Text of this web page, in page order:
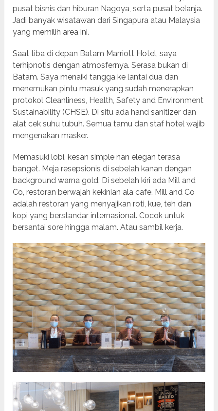
pusat bisnis dan hiburan Nagoya, serta pusat belanja.
Jadi banyak wisatawan dari Singapura atau Malaysia
yang memilih area ini.
Saat tiba di depan Batam Marriott Hotel, saya
terhipnotis dengan atmosfernya. Serasa bukan di
Batam. Saya menaiki tangga ke lantai dua dan
menemukan pintu masuk yang sudah menerapkan
protokol Cleanliness, Health, Safety and Environment
Sustainability (CHSE). Di situ ada hand sanitizer dan
alat cek suhu tubuh. Semua tamu dan staf hotel wajib
mengenakan masker.
Memasuki lobi, kesan simple nan elegan terasa
banget. Meja resepsionis di sebelah kanan dengan
background warna gold. Di sebelah kiri ada Mill and
Co, restoran berwajah kekinian ala cafe. Mill and Co
adalah restoran yang menyajikan roti, kue, teh dan
kopi yang berstandar internasional. Cocok untuk
bersantai sore hingga malam. Atau sambil kerja.